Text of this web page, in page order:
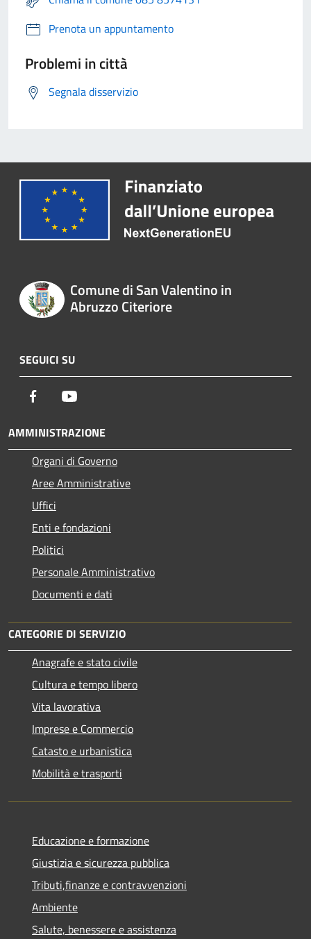
Prenota un appuntamento
Problemi in città
Segnala disservizio
Comune di San Valentino in
Abruzzo Citeriore
SEGUICI SU
Facebook
AMMINISTRAZIONE
Organi di Governo
Aree Amministrative
Uffici
Enti e fondazioni
Politici
Personale Amministrativo
Documenti e dati
CATEGORIE DI SERVIZIO
Anagrafe e stato civile
Cultura e tempo libero
Vita lavorativa
Imprese e Commercio
Catasto e urbanistica
Mobilità e trasporti
Educazione e formazione
Giustizia e sicurezza pubblica
Tributi,finanze e contravvenzioni
Ambiente
Salute, benessere e assistenza